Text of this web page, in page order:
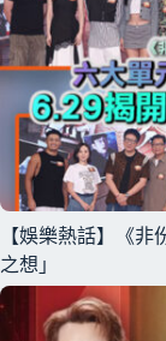
【娛樂熱話】《
之想」